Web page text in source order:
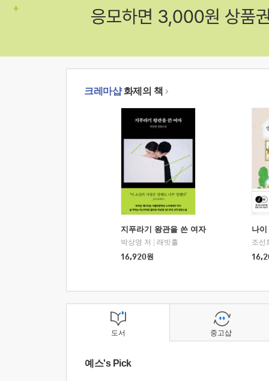
크레마샵화제의 책
지푸라기 왕관을 쓴 여자
박상영 저
래빗홀
16,920원
나
조선
도서
예스's Pick
중고샵